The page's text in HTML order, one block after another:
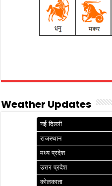
Weather Updates
नई दिल्ली
राजस्थान
मध्य प्रदेश
उत्तर प्रदेश
कोलकाता